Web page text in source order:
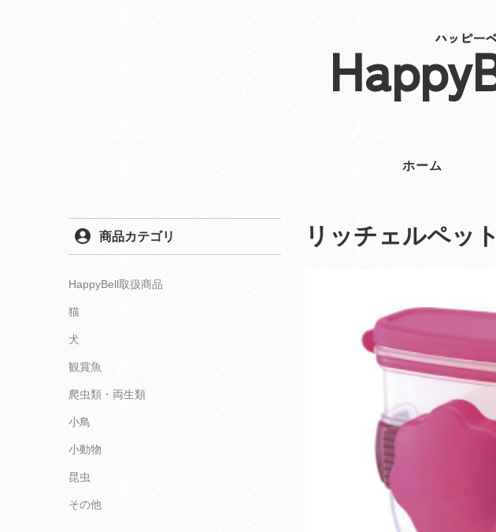
ハッピー
ホーム
リッチェルペッ
商品カテゴリ
HappyBell取扱商品
猫
犬
観賞魚
爬虫類・両生類
小鳥
小動物
昆虫
その他